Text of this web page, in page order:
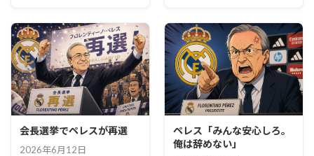
会長選挙でペレスが再選
2026年6月12日
ペレス「みんな安心しろ。
俺は辞めない」